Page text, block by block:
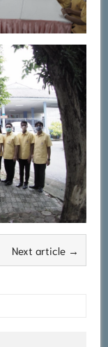
Next article →